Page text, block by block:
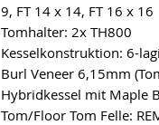
9, FT 14 x 14, FT 16 x 16
Tomhalter: 2x TH800
Kesselkonstruktion: 6-
Burl Veneer 6,15mm
Hybridkessel mit Maple
Tom/Floor Tom Felle: